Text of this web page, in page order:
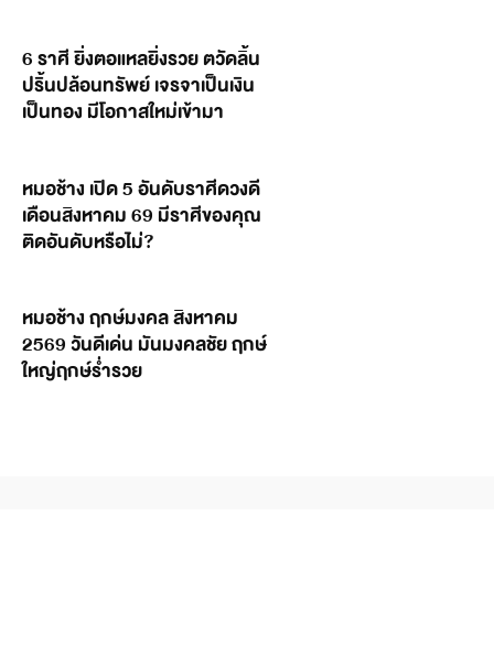
6 ราศี ยิ่งตอแหลยิ่งรวย ตวัดลิ้น
ปริ้นปล้อนทรัพย์ เจรจาเป็นเงิน
เป็นทอง มีโอกาสใหม่เข้ามา
หมอช้าง เปิด 5 อันดับราศีดวงดี
เดือนสิงหาคม 69 มีราศีของคุณ
ติดอันดับหรือไม่?
หมอช้าง ฤกษ์มงคล สิงหาคม
2569 วันดีเด่น มันมงคลชัย ฤกษ์
ใหญ่ฤกษ์ร่ำรวย